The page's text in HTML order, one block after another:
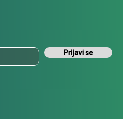
Prijavi se